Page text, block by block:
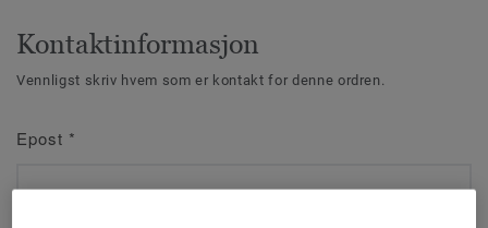
Kontaktinformasjon
Vennligst skriv hvem som er kontakt for denne ordren.
Epost *